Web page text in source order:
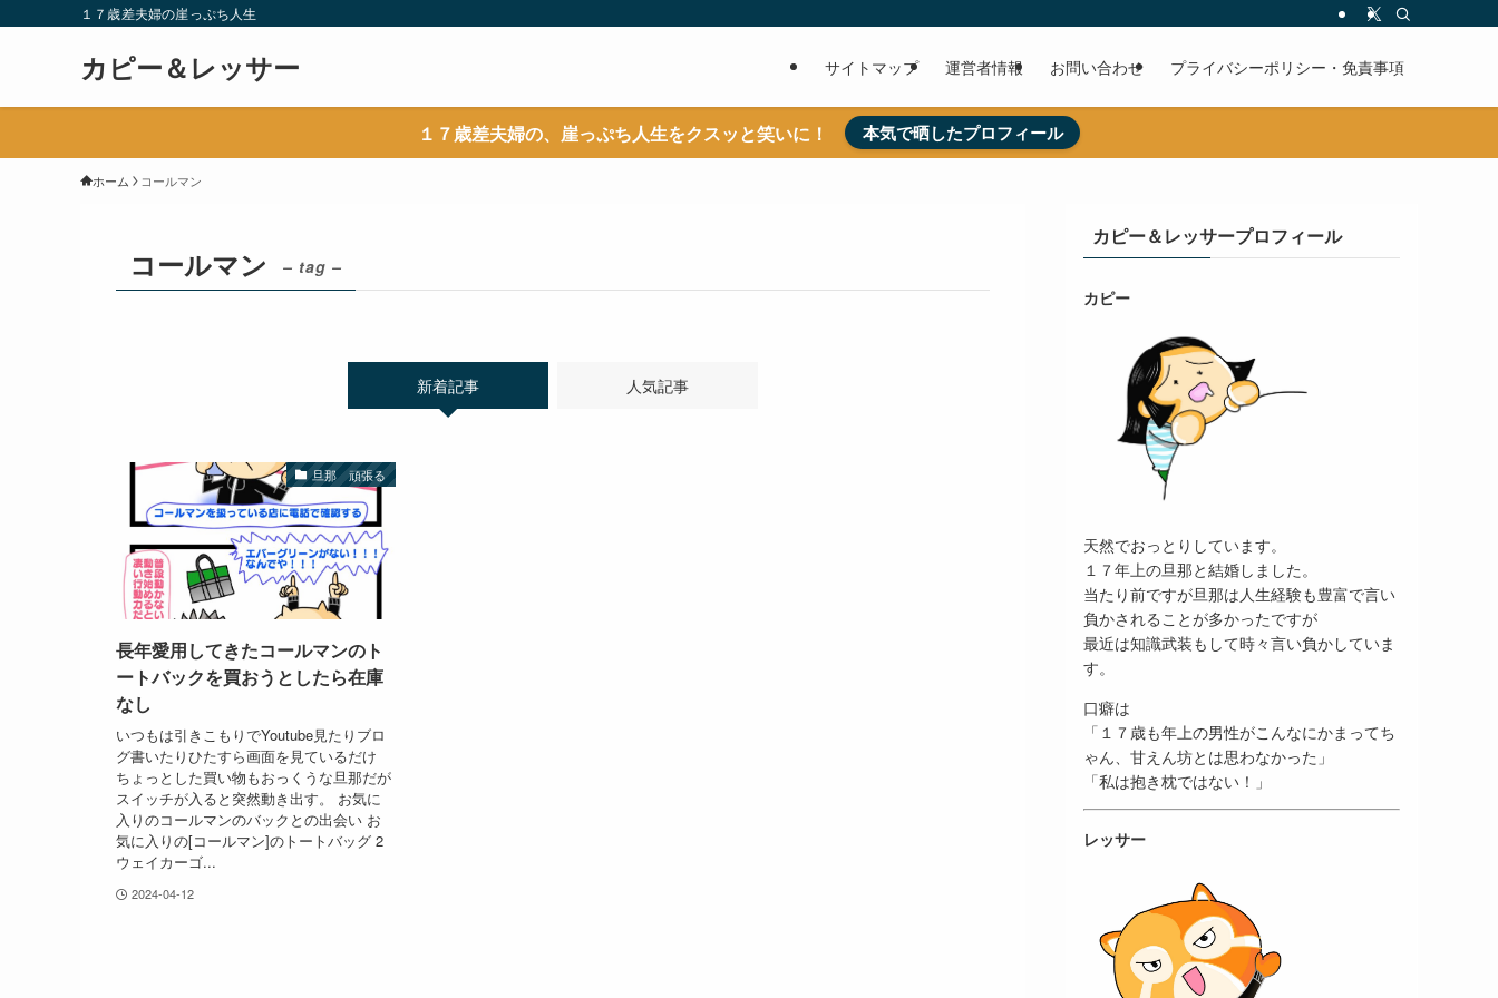
１７歳差夫婦の崖っぷち人生
カピー＆レッサー サイトマップ 運営者情報 お問い合わせ プライバシーポリシー・免責事項
１７歳差夫婦の、崖っぷち人生をクスッと笑いに！ 本気で晒したプロフィール
ホーム コールマン
コールマン – tag –
新着記事 人気記事
旦那 頑張る
長年愛用してきたコールマンのト
ートバックを買おうとしたら在庫
なし
いつもは引きこもりでYoutube見たりブロ
グ書いたりひたすら画面を見ているだけ
ちょっとした買い物もおっくうな旦那だが
スイッチが入ると突然動き出す。 お気に
入りのコールマンのバックとの出会い お
気に入りの[コールマン]のトートバッグ 2
ウェイカーゴ...
2024-04-12
カピー＆レッサープロフィール
カピー
天然でおっとりしています。
１７年上の旦那と結婚しました。
当たり前ですが旦那は人生経験も豊富で言い
負かされることが多かったですが
最近は知識武装もして時々言い負かしていま
す。
口癖は
「１７歳も年上の男性がこんなにかまってち
ゃん、甘えん坊とは思わなかった」
「私は抱き枕ではない！」
レッサー